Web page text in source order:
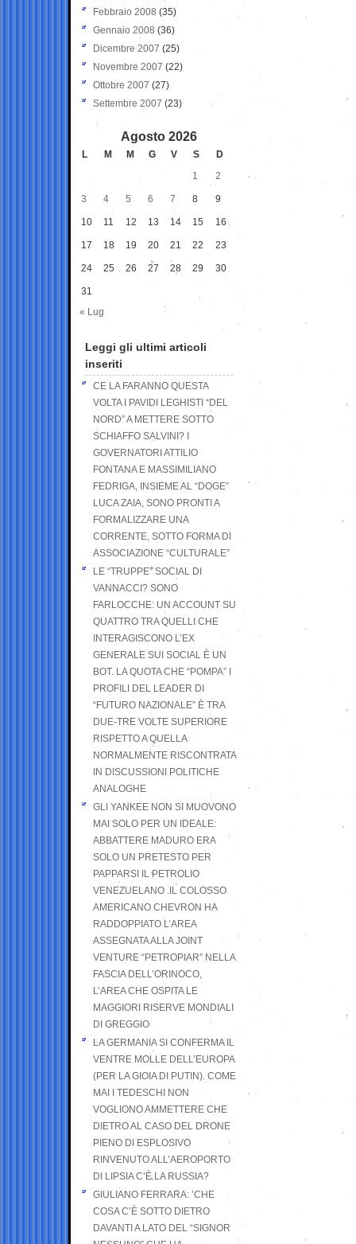
Febbraio 2008 (35)
Gennaio 2008 (36)
Dicembre 2007 (25)
Novembre 2007 (22)
Ottobre 2007 (27)
Settembre 2007 (23)
Agosto 2026
L M M G V S
D
1
2
3 4 5 6 7 8 9
10 11 12 13 14 15 16
17 18 19 20 21 22 23
24 25 26 27 28 29 30
31
« Lug
Leggi gli ultimi articoli
inseriti
CE LA FARANNO QUESTA
VOLTA I PAVIDI LEGHISTI “DEL
NORD” A METTERE SOTTO
SCHIAFFO SALVINI? I
GOVERNATORI ATTILIO
FONTANA E MASSIMILIANO
FEDRIGA, INSIEME AL “DOGE”
LUCA ZAIA, SONO PRONTI A
FORMALIZZARE UNA
CORRENTE, SOTTO FORMA DI
ASSOCIAZIONE “CULTURALE”
LE “TRUPPE” SOCIAL DI
VANNACCI? SONO
FARLOCCHE: UN ACCOUNT SU
QUATTRO TRA QUELLI CHE
INTERAGISCONO L’EX
GENERALE SUI SOCIAL È UN
BOT. LA QUOTA CHE “POMPA” I
PROFILI DEL LEADER DI
“FUTURO NAZIONALE” È TRA
DUE-TRE VOLTE SUPERIORE
RISPETTO A QUELLA
NORMALMENTE RISCONTRATA
IN DISCUSSIONI POLITICHE
ANALOGHE
GLI YANKEE NON SI MUOVONO
MAI SOLO PER UN IDEALE:
ABBATTERE MADURO ERA
SOLO UN PRETESTO PER
PAPPARSI IL PETROLIO
VENEZUELANO .IL COLOSSO
AMERICANO CHEVRON HA
RADDOPPIATO L’AREA
ASSEGNATA ALLA JOINT
VENTURE “PETROPIAR” NELLA
FASCIA DELL’ORINOCO,
L’AREA CHE OSPITA LE
MAGGIORI RISERVE MONDIALI
DI GREGGIO
LA GERMANIA SI CONFERMA IL
VENTRE MOLLE DELL’EUROPA
(PER LA GIOIA DI PUTIN). COME
MAI I TEDESCHI NON
VOGLIONO AMMETTERE CHE
DIETRO AL CASO DEL DRONE
PIENO DI ESPLOSIVO
RINVENUTO ALL’AEROPORTO
DI LIPSIA C’È LA RUSSIA?
GIULIANO FERRARA: ’CHE
COSA C’È SOTTO DIETRO
DAVANTI A LATO DEL “SIGNOR